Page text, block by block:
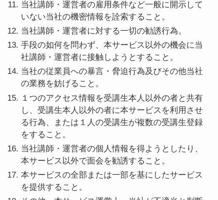
当社講師・運営者の雇用条件など一般に開示して
いない当社の機密情報を詮索すること。
当社講師・運営者に対する一切の勧誘行為。
手段の如何を問わず、本サービス以外の機会に当
社講師・運営者に接触しようとすること。
当社の従業員への暴言・脅迫行為及びその他当社
の業務を妨げること。
１つのアクセス情報を受講生本人以外の者と共有
し、受講生本人以外の者に本サービスを利用させ
る行為、または１人の受講生が複数の受講生登録
をすること。
当社講師・運営者の個人情報を得ようとしたり、
本サービス以外で面会を勧誘すること。
本サービスの全部または一部を基にしたサービス
を提供すること。